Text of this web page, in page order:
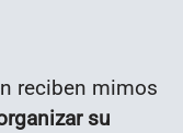
reciben mimos
su